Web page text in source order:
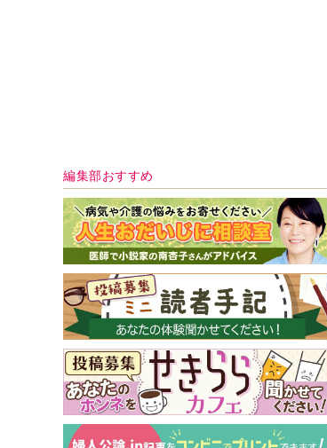
最新号 好評発売中！
実家の処分から終
の棲家までどうす
る？60代からの家
モンダイ